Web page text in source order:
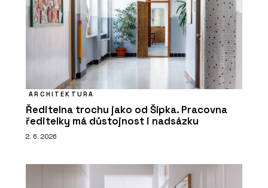
ARCHITEKTURA
Ředitelna trochu jako od Šípka. Pracovna
ředitelky má důstojnost i nadsázku
2. 6. 2026